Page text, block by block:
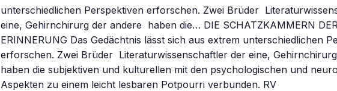
unterschiedlichen Perspektiven erforschen. Zwei Brüder 
eine, Gehirnchirurg der andere  haben die… DIE SCHATZKAMMERN
ERINNERUNG Das Gedächtnis lässt sich aus extrem unterschiedlichen
erforschen. Zwei Brüder  Literaturwissenschaftler der eine, Gehirnchirurg
haben die subjektiven und kulturellen mit den psychologischen und
Aspekten zu einem leicht lesbaren Potpourri verbunden. RV